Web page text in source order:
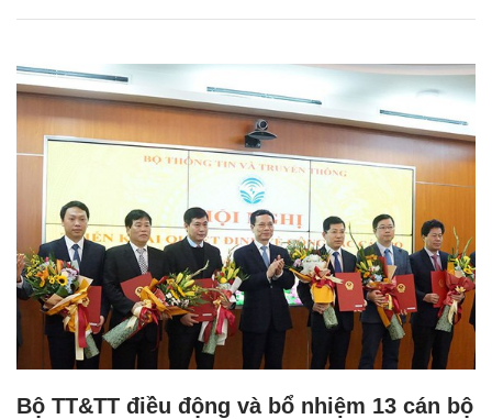
Bộ TT&TT điều động và bổ nhiệm 13 cán bộ